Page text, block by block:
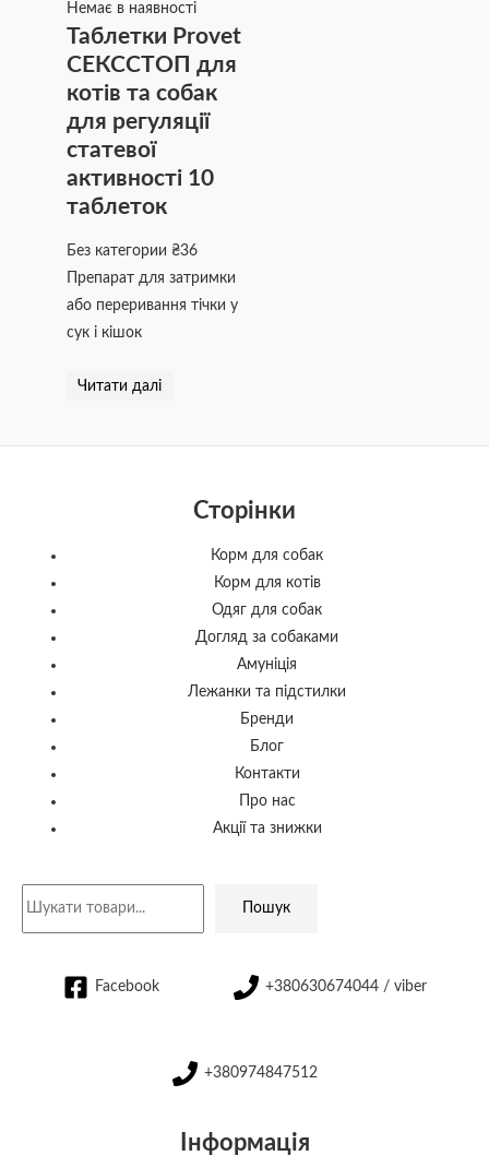
Немає в наявності
Таблетки Provet
СЕКССТОП для
котів та собак
для регуляції
статевої
активності 10
таблеток
Без категории₴36
Препарат для затримки
або переривання тічки у
сук і кішок
Читати далі
Сторінки
Корм для собак
Корм для котів
Одяг для собак
Догляд за собаками
Амуніція
Лежанки та підстилки
Бренди
Блог
Контакти
Про нас
Акції та знижки
Пошук
Facebook +380630674044 / viber
+380974847512
Інформація